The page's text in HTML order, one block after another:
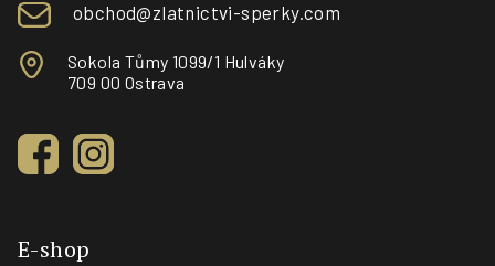
obchod@zlatnictvi-sperky.com
Sokola Tůmy 1099/1 Hulváky
709 00 Ostrava
E-shop